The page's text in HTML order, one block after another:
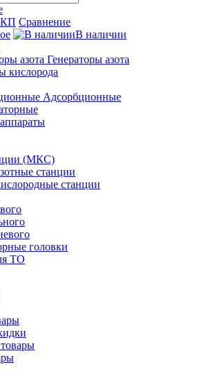
КП Сравнение
В наличии
Генераторы азота
кислорода
Адсорбционные
(МКС)
станции
станции
головки
ТО